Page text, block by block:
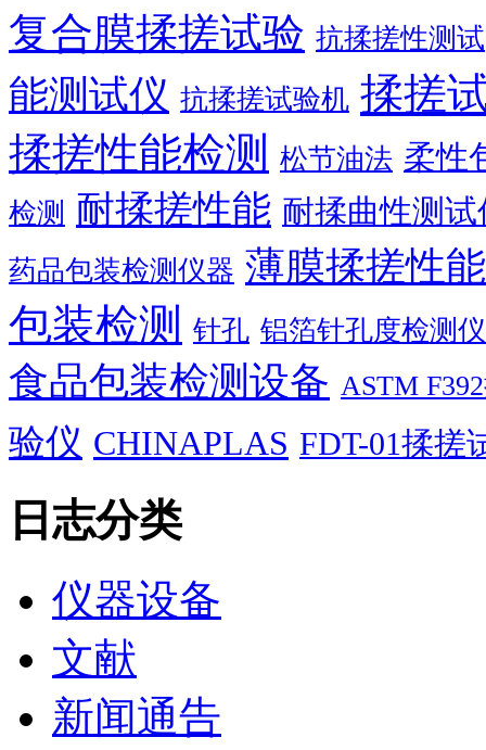
复合膜揉搓试验 抗揉搓性测试
能测试仪 抗揉搓试验机 揉搓
揉搓性能检测
松节油法 柔性
检测 耐揉搓性能 耐揉曲性测试
药品包装检测仪器 薄膜揉搓性
包装检测 针孔 铝箔针孔度检测
食品包装检测设备 ASTM
验仪 CHINAPLAS FDT-01揉搓
日志分类
仪器设备
文献
新闻通告